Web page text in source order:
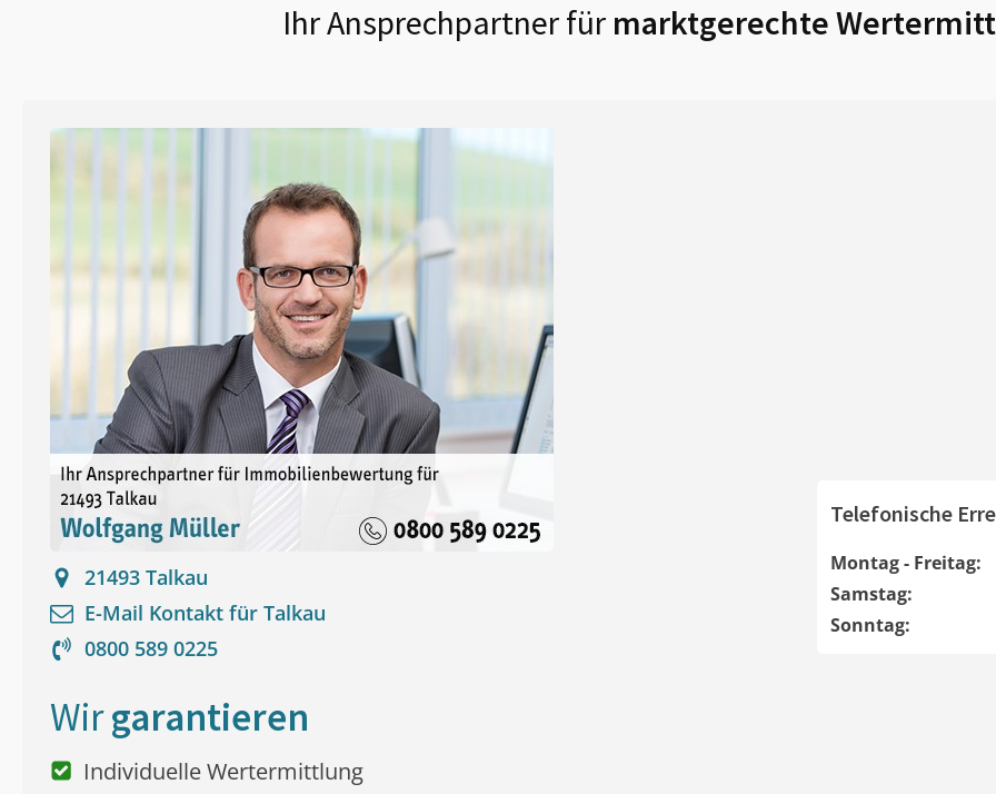
Ihr Ansprechpartner für marktgerechte
21493 Talkau
E-Mail Kontakt für Talkau
0800 589 0225
Telefonische
Montag - Freitag:
Samstag:
Sonntag:
Wirgarantieren
Individuelle Wertermittlung